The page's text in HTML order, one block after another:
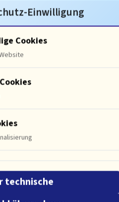
des
„Wie
Einwilligung
Cookies
technische